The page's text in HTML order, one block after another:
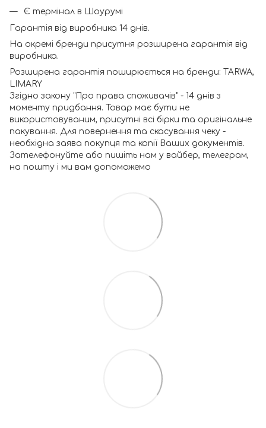
Є термінал в Шоурумі
Гарантія від виробника 14 днів.
На окремі бренди присутня розширена гарантія від
виробника.
Розширена гарантія поширюється на бренди: TARWA,
LIMARY
Згідно закону "Про права споживачів" - 14 днів з
моменту придбання. Товар має бути не
використовуваним, присутні всі бірки та оригінальне
пакування. Для повернення та скасування чеку -
необхідна заява покупця та копії Ваших документів.
Зателефонуйте або пишіть нам у вайбер, телеграм,
на пошту і ми вам допоможемо